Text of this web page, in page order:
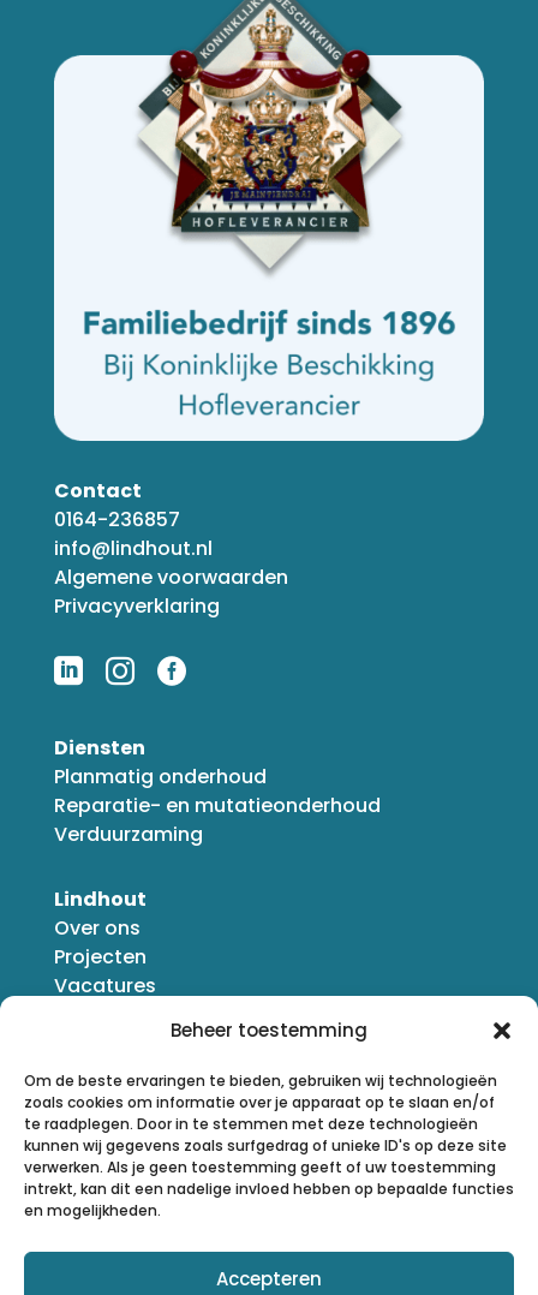
Beheer toestemming
Om de beste ervaringen te bieden, gebruiken wij technologieën
zoals cookies om informatie over je apparaat op te slaan en/of
te raadplegen. Door in te stemmen met deze technologieën
kunnen wij gegevens zoals surfgedrag of unieke ID's op deze site
verwerken. Als je geen toestemming geeft of uw toestemming
intrekt, kan dit een nadelige invloed hebben op bepaalde functies
en mogelijkheden.
Accepteren
Lindhout
Over ons
Projecten
Vacatures
Diensten
Planmatig onderhoud
Reparatie- en mutatieonderhoud
Verduurzaming
Contact
0164-236857
info@lindhout.nl
Algemene voorwaarden
Privacyverklaring
  